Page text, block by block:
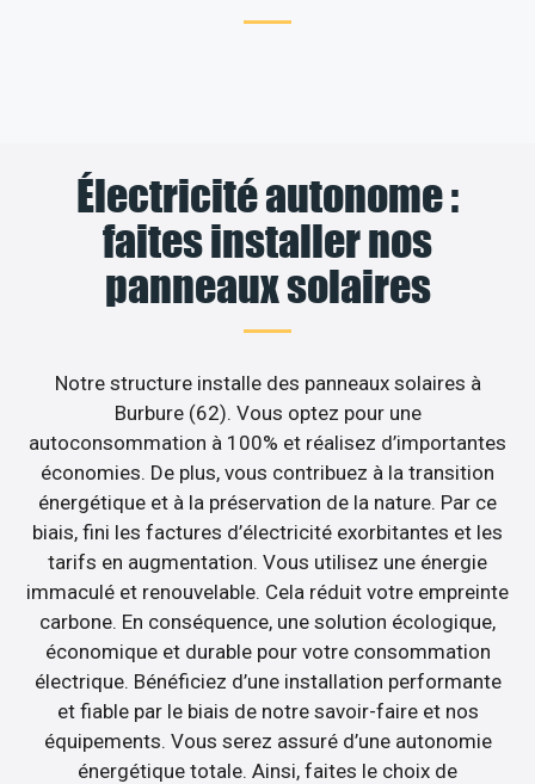
Électricité autonome :
faites installer nos
panneaux solaires
Notre structure installe des panneaux solaires à
Burbure (62). Vous optez pour une
autoconsommation à 100% et réalisez d’importantes
économies. De plus, vous contribuez à la transition
énergétique et à la préservation de la nature. Par ce
biais, fini les factures d’électricité exorbitantes et les
tarifs en augmentation. Vous utilisez une énergie
immaculé et renouvelable. Cela réduit votre empreinte
carbone. En conséquence, une solution écologique,
économique et durable pour votre consommation
électrique. Bénéficiez d’une installation performante
et fiable par le biais de notre savoir-faire et nos
équipements. Vous serez assuré d’une autonomie
énergétique totale. Ainsi, faites le choix de